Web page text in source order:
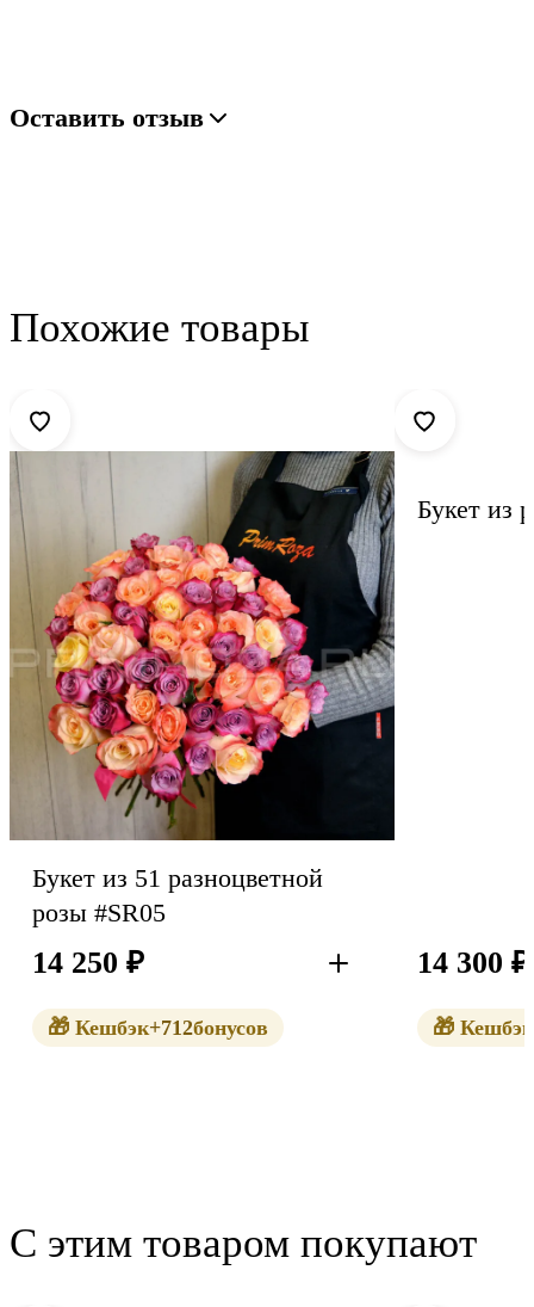
Оставить отзыв
Похожие товары
Букет из 51 разноцветной
розы #SR05
14 250₽ В корзину
🎁 Кешбэк+712бонусов
14 300 ₽
🎁 Кешбэк
С этим товаром покупают